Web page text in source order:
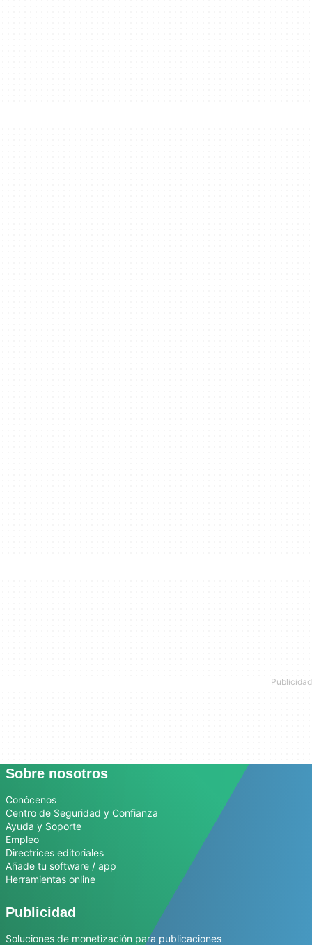
Sobre nosotros
Conócenos
Centro de Seguridad y Confianza
Ayuda y Soporte
Empleo
Directrices editoriales
Añade tu software / app
Herramientas online
Publicidad
Soluciones de monetización para publicaciones